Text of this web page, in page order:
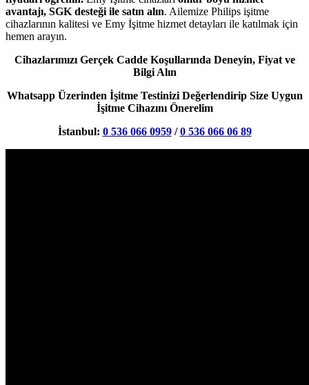
avantajı, SGK desteği ile satın alın. Ailemize Philips işitme
cihazlarının kalitesi ve Emy İşitme hizmet detayları ile katılmak için
hemen arayın.
Cihazlarımızı Gerçek Cadde Koşullarında Deneyin, Fiyat ve
Bilgi Alın
Whatsapp Üzerinden İşitme Testinizi Değerlendirip Size Uygun
İşitme Cihazını Önerelim
İstanbul: 0 536 066 0959/0 536 066 06 89